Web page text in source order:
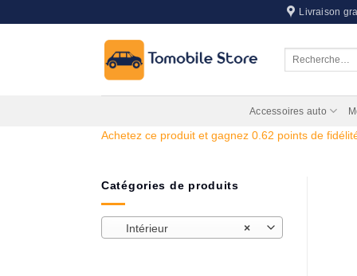
au
Livraison
Accessoires auto
Achetez ce produit et gagnez 0.62 points de
Catégories de produits
×
Intérieur